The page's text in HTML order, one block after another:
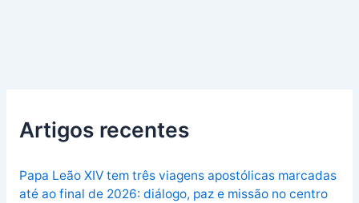
Artigos recentes
Papa Leão XIV tem três viagens apostólicas marcadas
até ao final de 2026: diálogo, paz e missão no centro